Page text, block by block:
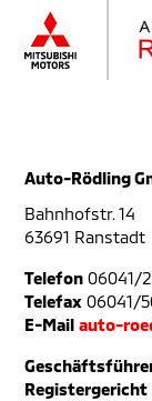
Auto-Rödling
Bahnhofstr. 14
63691 Ranstadt
Telefon 06041/
Telefax 06041/
E-Mail auto-
Registergericht